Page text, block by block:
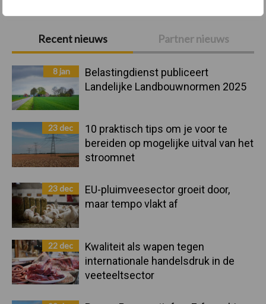
Primaire
Sidebar
Recent nieuws Partner nieuws
8 jan
Belastingdienst publiceert
Landelijke Landbouwnormen 2025
23 dec
10 praktisch tips om je voor te
bereiden op mogelijke uitval van het
stroomnet
23 dec
EU-pluimveesector groeit door,
maar tempo vlakt af
22 dec
Kwaliteit als wapen tegen
internationale handelsdruk in de
veeteeltsector